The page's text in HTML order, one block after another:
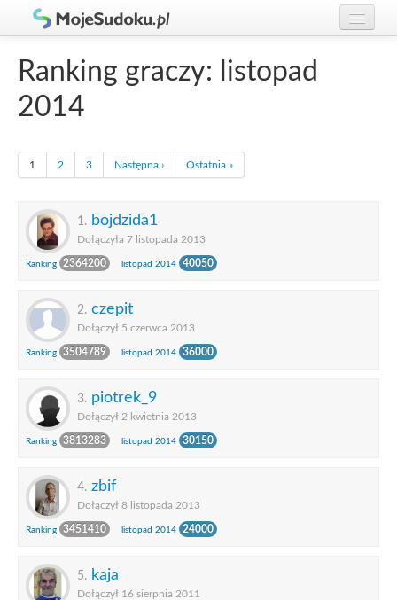
Gracze
Ranking graczy: listopad
2014
1 2 3 Następna › Ostatnia »
1. bojdzida1
Dołączyła 7 listopada 2013
Ranking 2364200 listopad 2014 40050
2. czepit
Dołączył 5 czerwca 2013
Ranking 3504789 listopad 2014 36000
3. piotrek_9
Dołączył 2 kwietnia 2013
Ranking 3813283 listopad 2014 30150
4. zbif
Dołączył 8 listopada 2013
Ranking 3451410 listopad 2014 24000
5. kaja
Dołączył 16 sierpnia 2011